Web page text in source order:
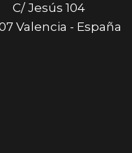
C/ Jesús 104
Valencia - España